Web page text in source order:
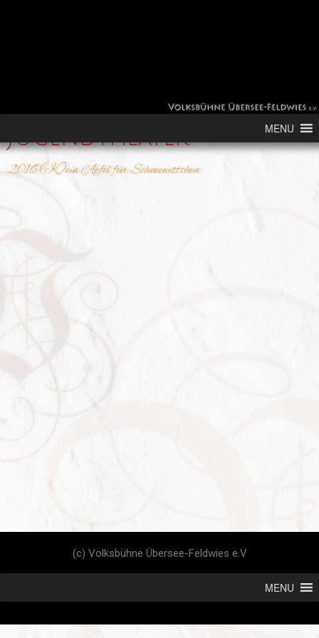
MENU
Jugendtheater
2016 (K)ein Apfel für Schneewittchen
(c) Volksbühne Übersee-Feldwies e.V
MENU